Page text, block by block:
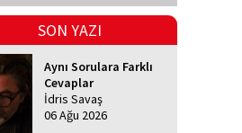
SON YAZI
Aynı Sorulara Farklı
Cevaplar
İdris Savaş
06 Ağu 2026